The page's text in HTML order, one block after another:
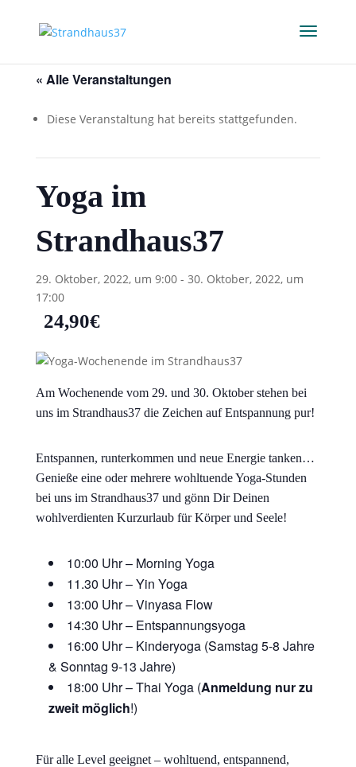
« Alle Veranstaltungen
Diese Veranstaltung hat bereits stattgefunden.
Yoga im
Strandhaus37
29. Oktober, 2022, um 9:00- 30. Oktober, 2022, um
17:00
24,90€
Am Wochenende vom 29. und 30. Oktober stehen bei
uns im Strandhaus37 die Zeichen auf Entspannung pur!
Entspannen, runterkommen und neue Energie tanken…
Genieße eine oder mehrere wohltuende Yoga-Stunden
bei uns im Strandhaus37 und gönn Dir Deinen
wohlverdienten Kurzurlaub für Körper und Seele!
10:00 Uhr – Morning Yoga
11.30 Uhr – Yin Yoga
13:00 Uhr – Vinyasa Flow
14:30 Uhr – Entspannungsyoga
16:00 Uhr – Kinderyoga (Samstag 5-8 Jahre
& Sonntag 9-13 Jahre)
18:00 Uhr – Thai Yoga (Anmeldung nur zu
zweit möglich!)
Für alle Level geeignet – wohltuend, entspannend,